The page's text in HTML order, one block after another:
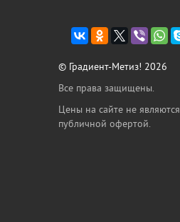
© Градиент-Метиз! 2026
Все права защищены.
Цены на сайте не являются
публичной офертой.